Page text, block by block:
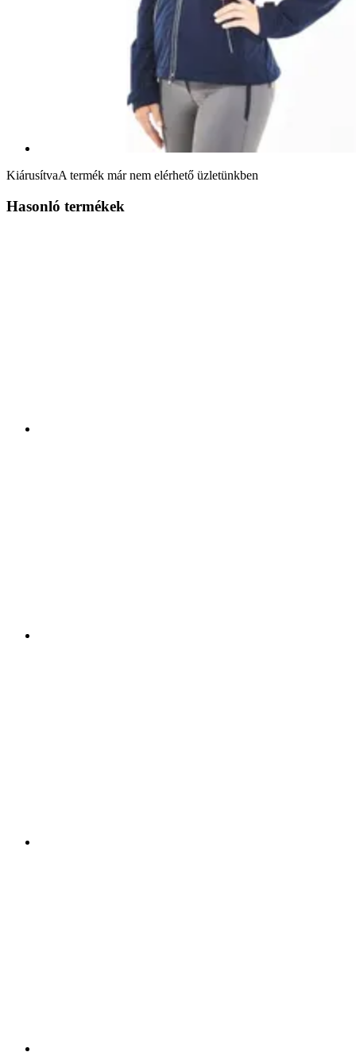
KiárusítvaA termék már nem elérhető üzletünkben
Hasonló termékek